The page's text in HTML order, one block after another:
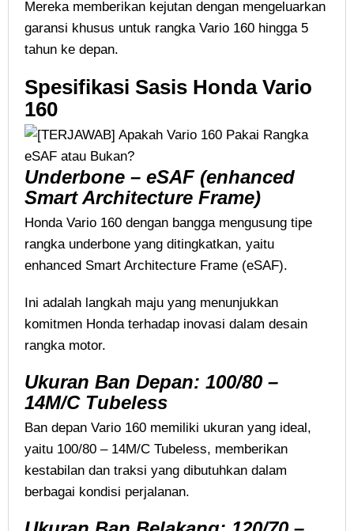
Mereka memberikan kejutan dengan mengeluarkan
garansi khusus untuk rangka Vario 160 hingga 5
tahun ke depan.
Spesifikasi Sasis Honda Vario
160
Underbone – eSAF (enhanced
Smart Architecture Frame)
Honda Vario 160 dengan bangga mengusung tipe
rangka underbone yang ditingkatkan, yaitu
enhanced Smart Architecture Frame (eSAF).
Ini adalah langkah maju yang menunjukkan
komitmen Honda terhadap inovasi dalam desain
rangka motor.
Ukuran Ban Depan: 100/80 –
14M/C Tubeless
Ban depan Vario 160 memiliki ukuran yang ideal,
yaitu 100/80 – 14M/C Tubeless, memberikan
kestabilan dan traksi yang dibutuhkan dalam
berbagai kondisi perjalanan.